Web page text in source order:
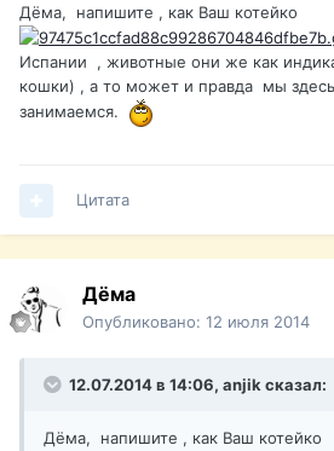
Дёма, напишите , как Ваш котейко
Испании , животные они же как
кошки) , а то может и правда мы
занимаемся.
Цитата
Дёма
Опубликовано: 12 июля 2014
12.07.2014 в 14:06, anjik сказал:
Дёма, напишите , как Ваш котейко